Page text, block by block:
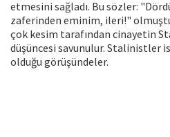
etmesini sağladı. Bu sözler:
zaferinden eminim, ileri!"
çok kesim tarafından cinayetin
düşüncesi savunulur. Stalinistler
olduğu görüşündeler.